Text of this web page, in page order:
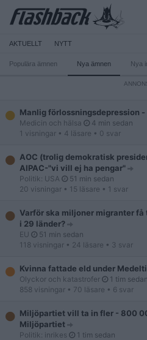
AKTUELLT NYTT
Populära ämnen Nya ämnen Nya
Manlig förlossningsdepression
Medicin och hälsa
4 min sedan
1 visningar • 4 läsare • 0 svar
AOC (trolig demokratisk
AIPAC-"vi vill ej ha pengar"
Politik: USA
51 min sedan
20 visningar • 15 läsare • 1 svar
Varför ska miljoner migranter
i 29 länder?
EU
51 min sedan
118 visningar • 24 läsare • 3 svar
Kvinna fattade eld under
Olyckor och katastrofer
1 tim sedan
858 visningar • 70 läsare • 6 svar
Miljöpartiet vill ta in fler - 800
Miljöpartiet
Politik: inrikes
1 tim sedan